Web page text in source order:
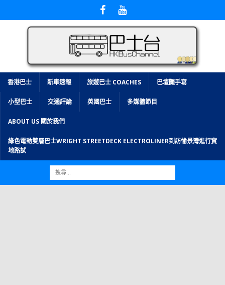
香港巴士 新車速報 旅遊巴士 COACHES 巴壇隨手寫
小型巴士 交通評論 英國巴士 多媒體節目
ABOUT US 關於我們
綠色電動雙層巴士WRIGHT STREETDECK ELECTROLINER到訪愉景灣進行實
地路試